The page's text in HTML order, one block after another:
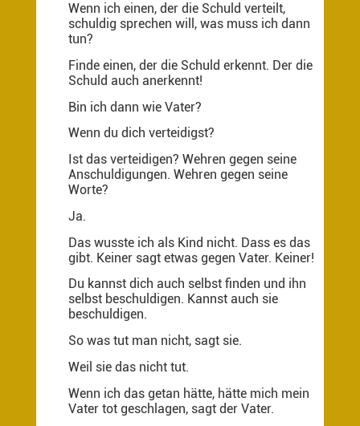
Wenn ich einen, der die Schuld verteilt,
schuldig sprechen will, was muss ich dann
tun?
Finde einen, der die Schuld erkennt. Der die
Schuld auch anerkennt!
Bin ich dann wie Vater?
Wenn du dich verteidigst?
Ist das verteidigen? Wehren gegen seine
Anschuldigungen. Wehren gegen seine
Worte?
Ja.
Das wusste ich als Kind nicht. Dass es das
gibt. Keiner sagt etwas gegen Vater. Keiner!
Du kannst dich auch selbst finden und ihn
selbst beschuldigen. Kannst auch sie
beschuldigen.
So was tut man nicht, sagt sie.
Weil sie das nicht tut.
Wenn ich das getan hätte, hätte mich mein
Vater tot geschlagen, sagt der Vater.